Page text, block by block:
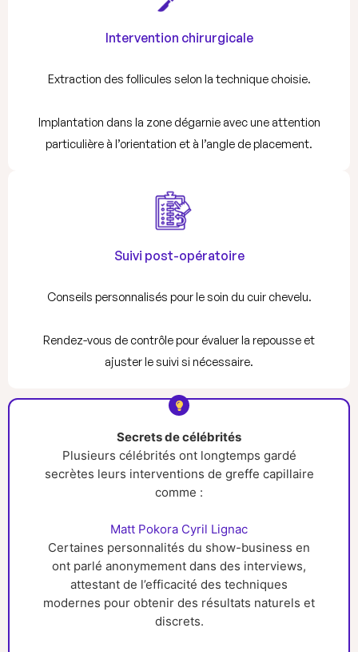
Intervention chirurgicale
Extraction des follicules selon la technique choisie.
Implantation dans la zone dégarnie avec une attention
particulière à l’orientation et à l’angle de placement.
Suivi post-opératoire
Conseils personnalisés pour le soin du cuir chevelu.
Rendez-vous de contrôle pour évaluer la repousse et
ajuster le suivi si nécessaire.
Secrets de célébrités
Plusieurs célébrités ont longtemps gardé
secrètes leurs interventions de greffe capillaire
comme :
Matt Pokora Cyril Lignac
Certaines personnalités du show-business en
ont parlé anonymement dans des interviews,
attestant de l’efficacité des techniques
modernes pour obtenir des résultats naturels et
discrets.